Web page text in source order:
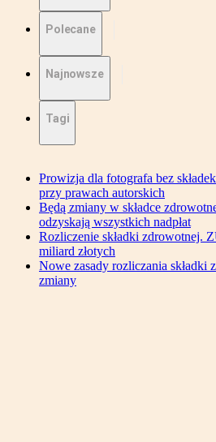
Polecane
Najnowsze
Tagi
Prowizja dla fotografa bez
przy prawach autorskich
Będą zmiany w składce
odzyskają wszystkich nadpłat
Rozliczenie składki zdrowotnej.
miliard złotych
Nowe zasady rozliczania składki
zmiany